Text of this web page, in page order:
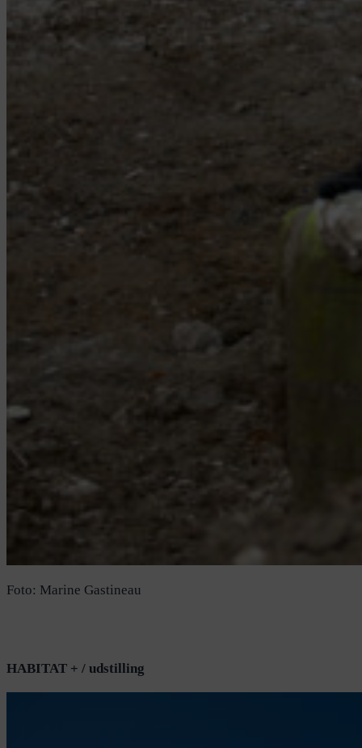
Foto: Marine Gastineau
HABITAT + / udstilling